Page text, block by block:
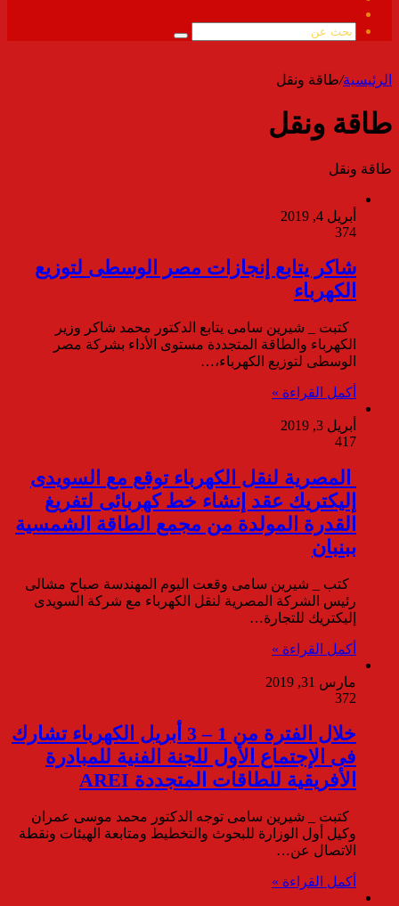
الموقع
بحث
الرئيسية/طاقة ونقل
طاقة ونقل
طاقة ونقل
أبريل 4, 2019
374
شاكر يتابع إنجازات مصر الوسطى لتوزيع
الكهرباء
كتبت _ شيرين سامى يتابع الدكتور محمد شاكر وزير
الكهرباء والطاقة المتجددة مستوى الأداء بشركة مصر
الوسطى لتوزيع الكهرباء،…
أكمل القراءة »
أبريل 3, 2019
417
المصرية لنقل الكهرباء توقع مع السويدى
إليكتريك عقد إنشاء خط كهربائى لتفريغ
القدرة المولدة من مجمع الطاقة الشمسية
ببنبان
كتب _ شيرين سامى وقعت اليوم المهندسة صباح مشالى
رئيس الشركة المصرية لنقل الكهرباء مع شركة السويدى
إليكتريك للتجارة…
أكمل القراءة »
مارس 31, 2019
372
خلال الفترة من 1 – 3 أبريل الكهرباء تشارك
فى الإجتماع الأول للجنة الفنية للمبادرة
الأفريقية للطاقات المتجددة AREI
كتبت _ شيرين سامى توجه الدكتور محمد موسى عمران
وكيل أول الوزارة للبحوث والتخطيط ومتابعة الهيئات ونقطة
الاتصال عن…
أكمل القراءة »